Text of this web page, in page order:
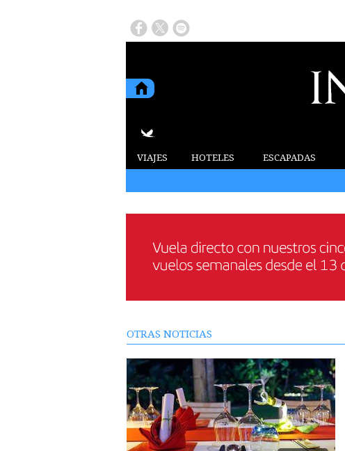
VIAJES HOTELES ESCAPADAS
OTRAS NOTICIAS